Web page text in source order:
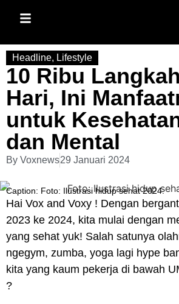
Headline, Lifestyle
10 Ribu
Hari, Ini
untuk
dan Mental
By Voxnews29 Januari 2024
Caption: Foto: Ilustrasi hidup sehat 2024.
Hai Vox and Voxy ! Dengan
2023 ke 2024, kita mulai dengan
yang sehat yuk! Salah satunya
ngegym, zumba, yoga lagi hype
kita yang kaum pekerja di bawah
?